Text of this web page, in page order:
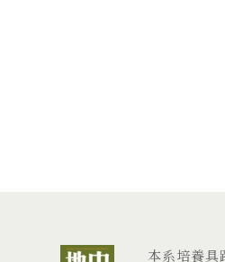
本系培養具